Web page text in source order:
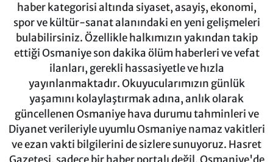
haber kategorisi altında siyaset, asayiş, ekonomi,
spor ve kültür-sanat alanındaki en yeni gelişmeleri
bulabilirsiniz. Özellikle halkımızın yakından takip
ettiği Osmaniye son dakika ölüm haberleri ve vefat
ilanları, gerekli hassasiyetle ve hızla
yayınlanmaktadır. Okuyucularımızın günlük
yaşamını kolaylaştırmak adına, anlık olarak
güncellenen Osmaniye hava durumu tahminleri ve
Diyanet verileriyle uyumlu Osmaniye namaz vakitleri
ve ezan vakti bilgilerini de sizlere sunuyoruz. Hasret